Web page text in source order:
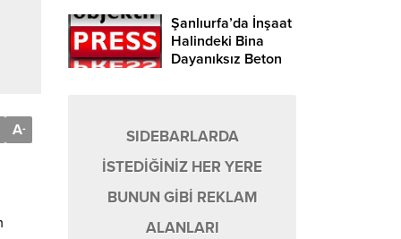
A-
Şanlıurfa’da İnşaat
Halindeki Bina
Dayanıksız Beton
SIDEBARLARDA
İSTEDİĞİNİZ HER YERE
BUNUN GİBİ REKLAM
ALANLARI